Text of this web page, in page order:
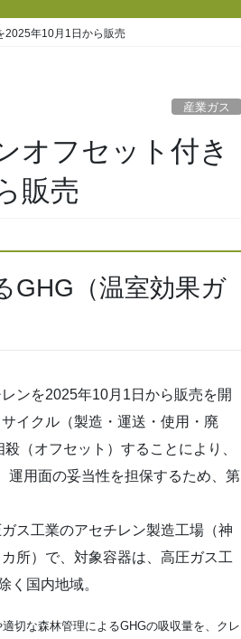
2025年10月1日から販売
産業ガス
オフセット付き
販売
GHG（温室効果ガ
ンを2025年10月1日から販売を開
イクル（製造・運送・使用・廃
（オフセット）することにより、
運用面の妥当性を担保するため、第
ス工業のアセチレン製造工場（神
所）で、対象容器は、高圧ガス工
く国内地域。
切な森林管理によるGHGの吸収量を、クレ